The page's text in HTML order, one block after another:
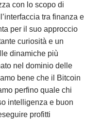
con lo scopo di
tra finanza e
per il suo approccio
curiosità e un
dinamiche più
nel dominio delle
bene che il Bitcoin
perfino quale chi
intelligenza e buon
profitti